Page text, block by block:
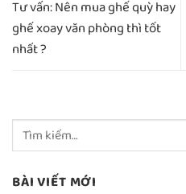
Tư vấn: Nên mua ghế quỳ hay
ghế xoay văn phòng thì tốt
nhất ?
BÀI VIẾT MỚI